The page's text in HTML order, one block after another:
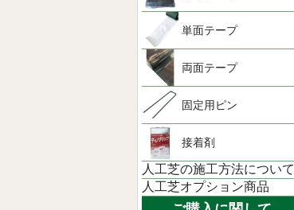
単面テープ
両面テープ
固定用ピン
接着剤
人工芝の施工方法について
人工芝オプション商品